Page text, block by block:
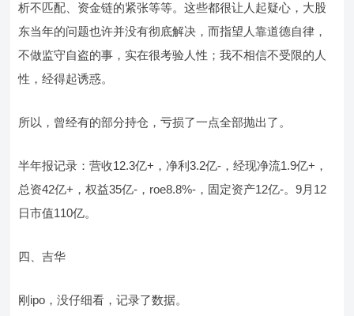
析不匹配、资金链的紧张等等。这些都很让人起疑心，大股
东当年的问题也许并没有彻底解决，而指望人靠道德自律，
不做监守自盗的事，实在很考验人性；我不相信不受限的人
性，经得起诱惑。
所以，曾经有的部分持仓，亏损了一点全部抛出了。
半年报记录：营收12.3亿+，净利3.2亿-，经现净流1.9亿+，
总资42亿+，权益35亿-，roe8.8%-，固定资产12亿-。9月12
日市值110亿。
四、吉华
刚ipo，没仔细看，记录了数据。